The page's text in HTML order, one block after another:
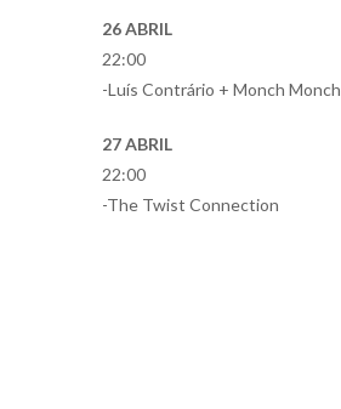
26 ABRIL
22:00
-Luís Contrário + Monch Monch
27 ABRIL
22:00
-The Twist Connection